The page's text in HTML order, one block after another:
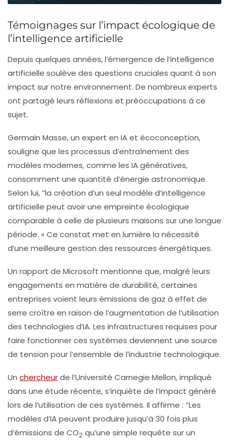
Témoignages sur l’impact écologique de
l’intelligence artificielle
Depuis quelques années, l’émergence de l’intelligence
artificielle soulève des questions cruciales quant à son
impact sur notre environnement. De nombreux experts
ont partagé leurs réflexions et préoccupations à ce
sujet.
Germain Masse, un expert en IAet écoconception,
souligne que les processus d’entraînement des
modèles modernes, comme les IA génératives,
consomment une quantité d’énergie astronomique.
Selon lui, “la création d’un seul modèle d’intelligence
artificielle peut avoir une empreinte écologique
comparable à celle de plusieurs maisons sur une longue
période. » Ce constat met en lumière la nécessité
d’une meilleure gestion des ressources énergétiques.
Un rapport de Microsoft mentionne que, malgré leurs
engagements en matière de durabilité, certaines
entreprises voient leurs émissions de gaz à effet de
serre croître en raison de l’augmentation de l’utilisation
des technologies d’IA. Les infrastructures requises pour
faire fonctionner ces systèmes deviennent une source
de tension pour l’ensemble de l’industrie technologique.
Un chercheurde l’Université Carnegie Mellon, impliqué
dans une étude récente, s’inquiète de l’impact généré
lors de l’utilisation de ces systèmes. Il affirme : “Les
modèles d’IA peuvent produire jusqu’à 30 fois plus
d’émissions de CO2 qu’une simple requête sur un